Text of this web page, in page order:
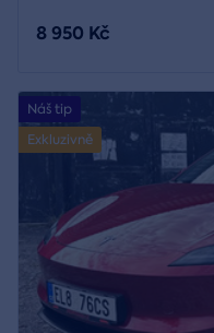
8 950 Kč
Náš tip
Exkluzivně